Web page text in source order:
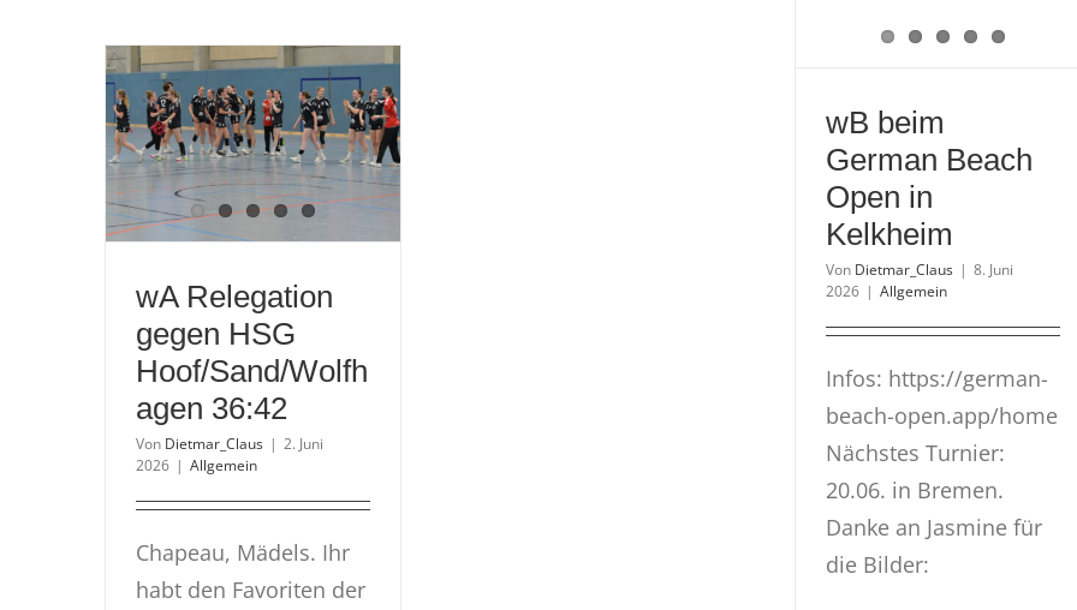
3.
GSV-
Baunatal
VW-
Cup
2026
wB beim
German Beach
Open in
Kelkheim
Von Dietmar_Claus | 8. Juni
2026 | Allgemein
Infos: https://german-
beach-open.app/home
Nächstes Turnier:
20.06. in Bremen.
Danke an Jasmine für
die Bilder:
wA Relegation
gegen HSG
Hoof/Sand/Wolfh
agen 36:42
Von Dietmar_Claus | 2. Juni
2026 | Allgemein
Chapeau, Mädels. Ihr
habt den Favoriten der